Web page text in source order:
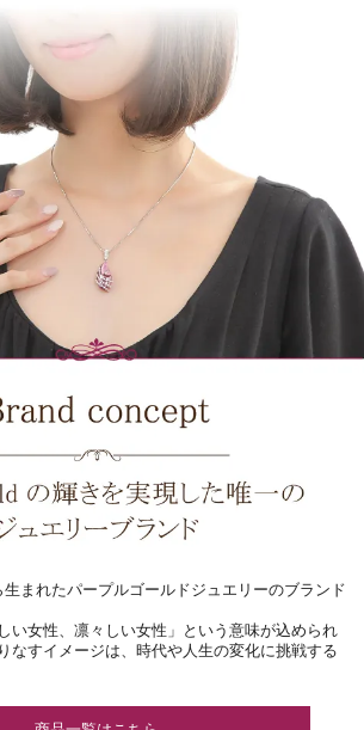
まれたパープルゴールドジュエリーのブランド
い女性、凛々しい女性」という意味が込められ
なすイメージは、時代や人生の変化に挑戦する